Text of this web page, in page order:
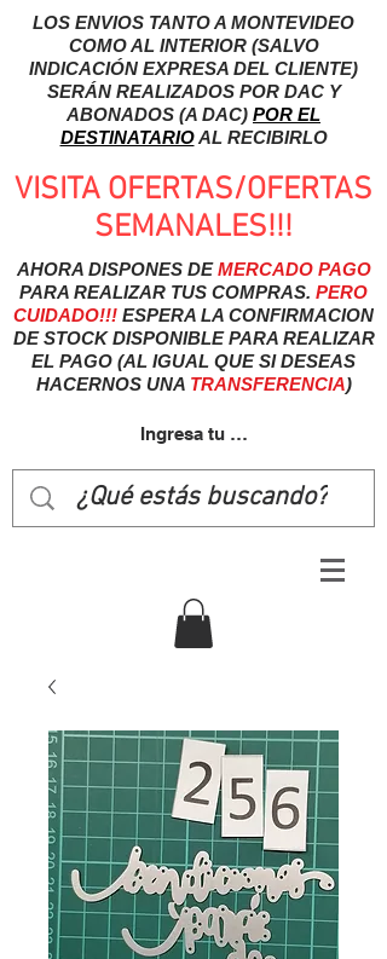
LOS ENVIOS TANTO A MONTEVIDEO
COMO AL INTERIOR (SALVO
INDICACIÓN EXPRESA DEL CLIENTE)
SERÁN REALIZADOS POR DAC Y
ABONADOS (A DAC) POR EL
DESTINATARIOAL RECIBIRLO
VISITA OFERTAS/OFERTAS
SEMANALES!!!
AHORA DISPONES DEMERCADO PAGO
PARA REALIZAR TUS COMPRAS. PERO
CUIDADO!!! ESPERA LA CONFIRMACION
DE STOCK DISPONIBLE PARA REALIZAR
EL PAGO (AL IGUAL QUE SI DESEAS
HACERNOS UNA TRANSFERENCIA)
Ingresa tu usuairo